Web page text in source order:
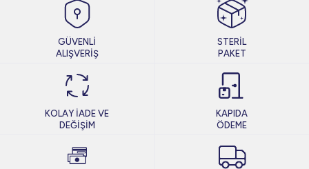
GÜVENLİ
ALIŞVERİŞ
STERİL
PAKET
KOLAY İADE VE
DEĞİŞİM
KAPIDA
ÖDEME